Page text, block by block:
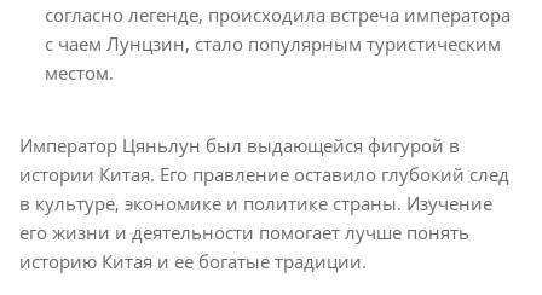
согласно легенде, происходила встреча императора
с чаем Лунцзин, стало популярным туристическим
местом.
Император Цяньлун был выдающейся фигурой в
истории Китая. Его правление оставило глубокий след
в культуре, экономике и политике страны. Изучение
его жизни и деятельности помогает лучше понять
историю Китая и ее богатые традиции.